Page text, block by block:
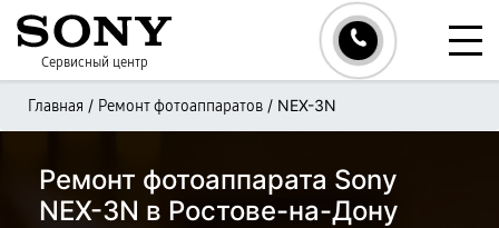
Сервисный центр
Главная / Ремонт фотоаппаратов / NEX-3N
Ремонт фотоаппарата Sony
NEX-3N в Ростове-на-Дону